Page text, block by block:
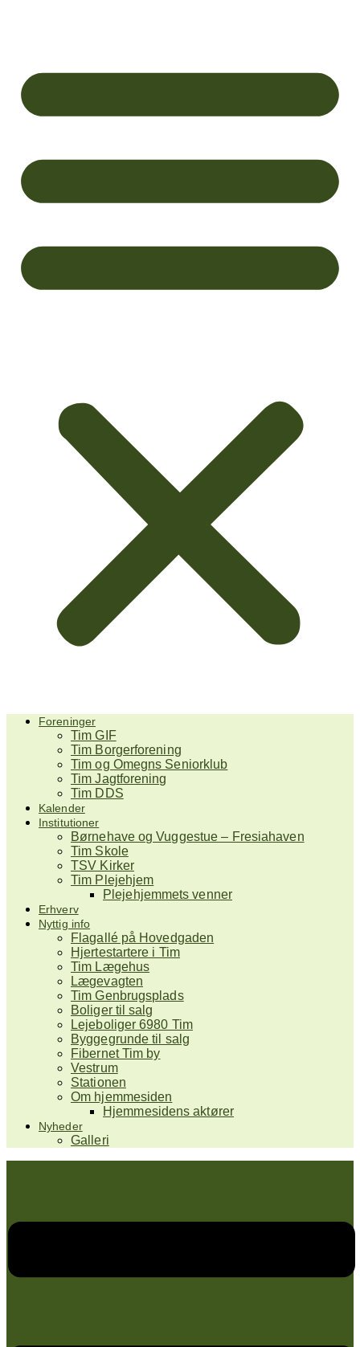
Foreninger
Tim GIF
Tim Borgerforening
Tim og Omegns Seniorklub
Tim Jagtforening
Tim DDS
Kalender
Institutioner
Børnehave og Vuggestue – Fresiahaven
Tim Skole
TSV Kirker
Tim Plejehjem
Plejehjemmets venner
Erhverv
Nyttig info
Flagallé på Hovedgaden
Hjertestartere i Tim
Tim Lægehus
Lægevagten
Tim Genbrugsplads
Boliger til salg
Lejeboliger 6980 Tim
Byggegrunde til salg
Fibernet Tim by
Vestrum
Stationen
Om hjemmesiden
Hjemmesidens aktører
Nyheder
Galleri